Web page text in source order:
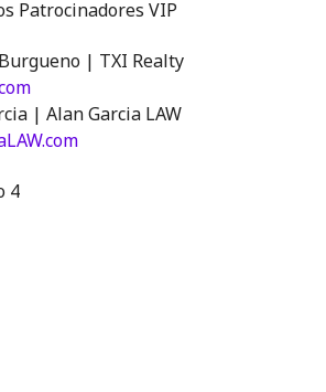
Patrocinadores VIP
| TXI Realty
| Alan Garcia LAW
4